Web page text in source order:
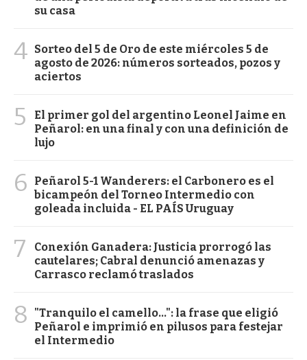
su casa
4 Sorteo del 5 de Oro de este miércoles 5 de
agosto de 2026: números sorteados, pozos y
aciertos
5
El primer gol del argentino Leonel Jaime en
Peñarol: en una final y con una definición de
lujo
6
Peñarol 5-1 Wanderers: el Carbonero es el
bicampeón del Torneo Intermedio con
goleada incluida - EL PAÍS Uruguay
7
Conexión Ganadera: Justicia prorrogó las
cautelares; Cabral denunció amenazas y
Carrasco reclamó traslados
8
"Tranquilo el camello...": la frase que eligió
Peñarol e imprimió en pilusos para festejar
el Intermedio